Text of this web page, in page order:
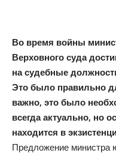
Во время войны
Верховного суда
на судебные
Это было правильно
важно, это было
всегда актуально, но
находится в
Предложение министра